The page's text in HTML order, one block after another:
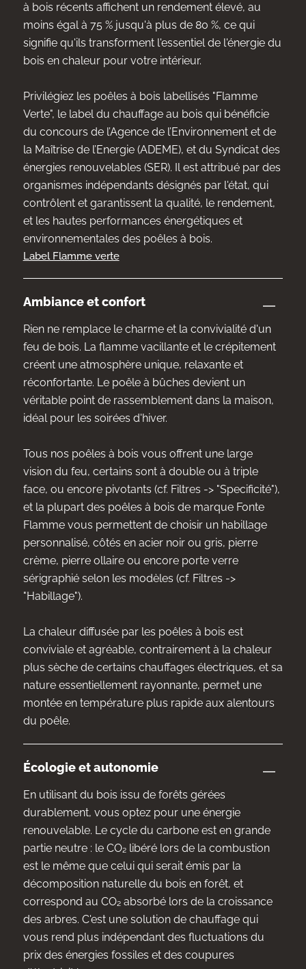
à bois récents affichent un rendement élevé, au
moins égal à 75 % jusqu'à plus de 80 %, ce qui
signifie qu'ils transforment l'essentiel de l'énergie du
bois en chaleur pour votre intérieur.
Privilégiez les poêles à bois labellisés "Flamme
Verte", le label du chauffage au bois qui bénéficie
du concours de l’Agence de l’Environnement et de
la Maîtrise de l’Energie (ADEME), et du Syndicat des
énergies renouvelables (SER). Il est attribué par des
organismes indépendants désignés par l'état, qui
contrôlent et garantissent la qualité, le rendement,
et les hautes performances énergétiques et
environnementales des poêles à bois.
Label Flamme verte
Ambiance et confort
Rien ne remplace le charme et la convivialité d'un
feu de bois. La flamme vacillante et le crépitement
créent une atmosphère unique, relaxante et
réconfortante. Le poêle à bûches devient un
véritable point de rassemblement dans la maison,
idéal pour les soirées d'hiver.
Tous nos poêles à bois vous offrent une large
vision du feu, certains sont à double ou à triple
face, ou encore pivotants (cf. Filtres -> "Specificité"),
et la plupart des poêles à bois de marque Fonte
Flamme vous permettent de choisir un habillage
personnalisé, côtés en acier noir ou gris, pierre
crème, pierre ollaire ou encore porte verre
sérigraphié selon les modèles (cf. Filtres ->
"Habillage").
La chaleur diffusée par les poêles à bois est
conviviale et agréable, contrairement à la chaleur
plus sèche de certains chauffages électriques, et sa
nature essentiellement rayonnante, permet une
montée en température plus rapide aux alentours
du poêle.
Écologie et autonomie
En utilisant du bois issu de forêts gérées
durablement, vous optez pour une énergie
renouvelable. Le cycle du carbone est en grande
partie neutre : le CO₂ libéré lors de la combustion
est le même que celui qui serait émis par la
décomposition naturelle du bois en forêt, et
correspond au CO₂ absorbé lors de la croissance
des arbres. C'est une solution de chauffage qui
vous rend plus indépendant des fluctuations du
prix des énergies fossiles et des coupures